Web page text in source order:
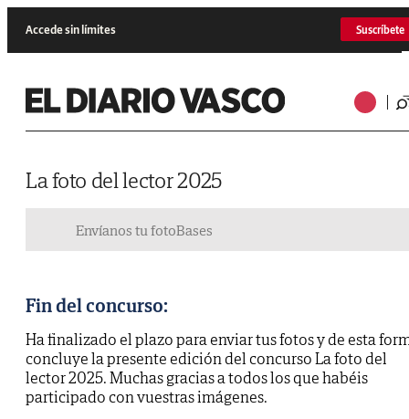
Accede sin límites Suscríbete
La foto del lector 2025
Envíanos tu fotoBases
Fin del concurso:
Ha finalizado el plazo para enviar tus fotos y de esta
concluye la presente edición del concurso La foto del
lector 2025. Muchas gracias a todos los que habéis
participado con vuestras imágenes.